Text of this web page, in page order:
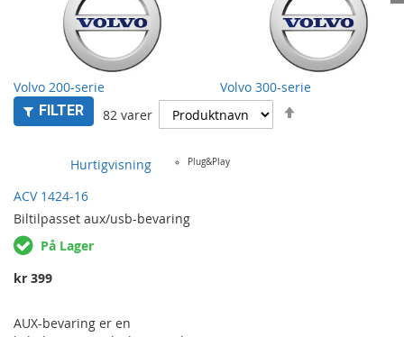
Volvo 200-serie Volvo 300-serie
FILTER 82 varer
Hurtigvisning Plug&Play
ACV 1424-16
Biltilpasset aux/usb-bevaring
På Lager
kr 399
AUX-bevaring er en